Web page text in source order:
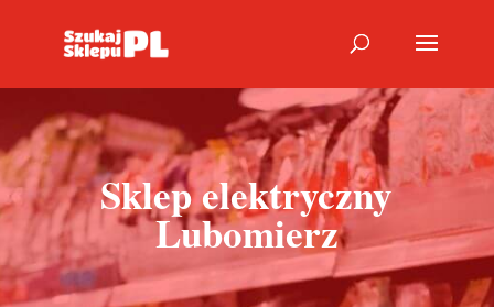
Sklep elektryczny
Lubomierz